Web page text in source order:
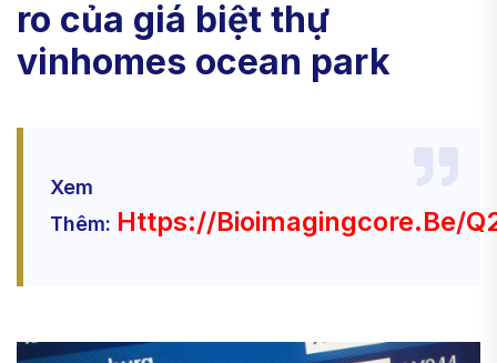
ro của giá biệt thự
vinhomes ocean park
Xem
Thêm: Https://bioimagingcore.be/